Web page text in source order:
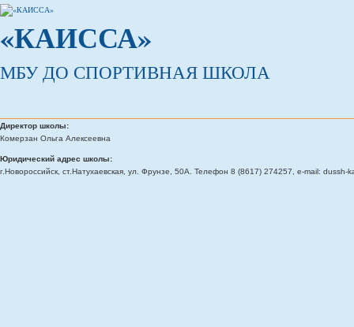
«КАИССА»
МБУ ДО СПОРТИВНАЯ ШКОЛА
Директор школы:
Комерзан Ольга Алексеевна
Юридический адрес школы:
г.Новороссийск, ст.Натухаевская, ул. Фрунзе, 50А. Телефон 8 (8617) 274257, e-mail: dussh-